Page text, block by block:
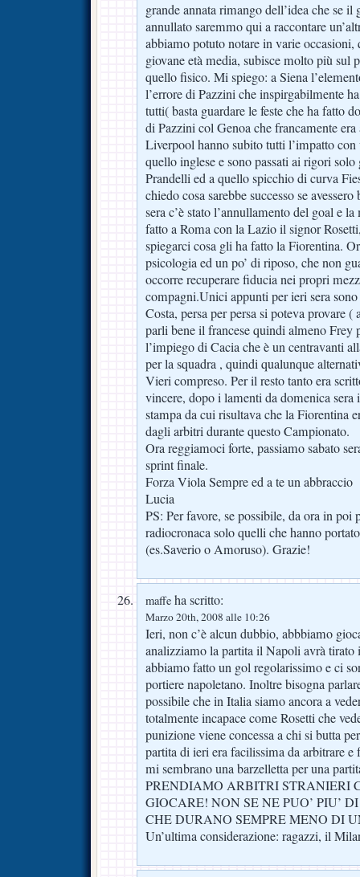
grande annata rimango dell’idea che se il
annullato saremmo qui a raccontare
abbiamo potuto notare in varie occasioni,
giovane età media, subisce molto più sul
quello fisico. Mi spiego: a Siena
l’errore di Pazzini che inspirgabilmente
tutti( basta guardare le feste che ha fatto
di Pazzini col Genoa che francamente
Liverpool hanno subito tutti l’impatto con
quello inglese e sono passati ai rigori
Prandelli ed a quello spicchio di curva
chiedo cosa sarebbe successo se
sera c’è stato l’annullamento del goal e
fatto a Roma con la Lazio il signor
spiegarci cosa gli ha fatto la Fiorentina.
psicologia ed un po’ di riposo, che non
occorre recuperare fiducia nei propri
compagni.Unici appunti per ieri sera
Costa, persa per persa si poteva provare (
parli bene il francese quindi almeno Frey
l’impiego di Cacia che è un centravanti
per la squadra , quindi qualunque
Vieri compreso. Per il resto tanto era
vincere, dopo i lamenti da domenica
stampa da cui risultava che la Fiorentina
dagli arbitri durante questo Campionato.
Ora reggiamoci forte, passiamo sabato
sprint finale.
Forza Viola Sempre ed a te un abbraccio
Lucia
PS: Per favore, se possibile, da ora in poi
radiocronaca solo quelli che hanno
(es.Saverio o Amoruso). Grazie!
maffe ha scritto:
Marzo 20th, 2008 alle 10:26
Ieri, non c’è alcun dubbio, abbbiamo
analizziamo la partita il Napoli avrà tirato
abbiamo fatto un gol regolarissimo e ci
portiere napoletano. Inoltre bisogna
possibile che in Italia siamo ancora a
totalmente incapace come Rosetti che
punizione viene concessa a chi si butta
partita di ieri era facilissima da arbitrare
mi sembrano una barzelletta per una
PRENDIAMO ARBITRI STRANIERI
GIOCARE! NON SE NE PUO’ PIU’
CHE DURANO SEMPRE MENO DI
Un’ultima considerazione: ragazzi, il